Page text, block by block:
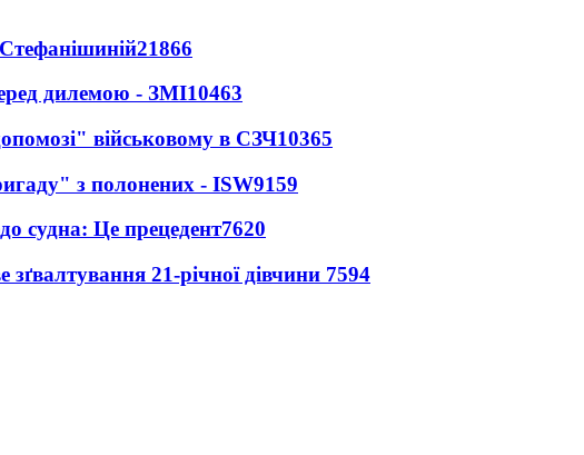
21866
дилемою - ЗМІ10463
військовому в СЗЧ10365
з полонених - ISW9159
судна: Це прецедент7620
21-річної дівчини 7594